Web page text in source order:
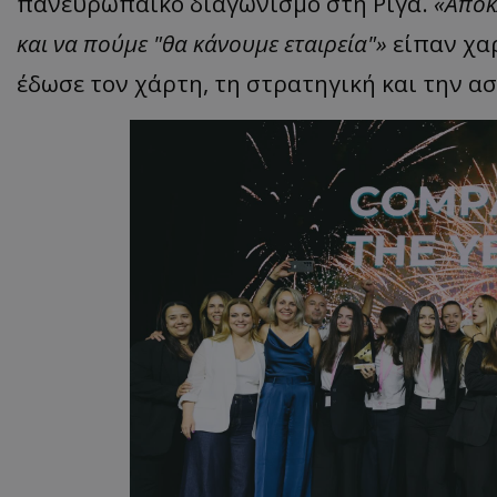
και να πούμε "θα κάνουμε εταιρεία"» είπαν
έδωσε τον χάρτη, τη στρατηγική και την
ASP.NET_SessionId
msToken